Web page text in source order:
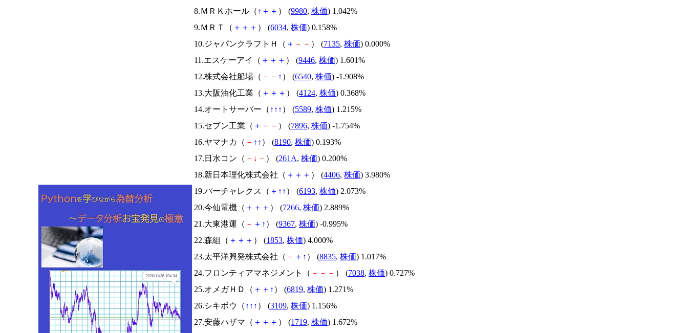
8.ＭＲＫホール（ ↑ ＋ ＋ ） (9980, 株価) 1.042%
9.ＭＲＴ（ ＋ ＋ ＋ ） (6034, 株価) 0.158%
10.ジャパンクラフトＨ（ ＋ － － ） (7135, 株価) 0.000%
11.エスケーアイ（ ＋ ＋ ＋ ） (9446, 株価) 1.601%
12.株式会社船場（ － － ↑ ） (6540, 株価) -1.908%
13.大阪油化工業（ ＋ ＋ ＋ ） (4124, 株価) 0.368%
14.オートサーバー（ ↑ ↑ ↑ ） (5589, 株価) 1.215%
15.セブン工業（ ＋ － － ） (7896, 株価) -1.754%
16.ヤマナカ（ － ↑ ↑ ） (8190, 株価) 0.193%
17.日水コン（ － ↓ － ） (261A, 株価) 0.200%
18.新日本理化株式会社（ ＋ ＋ ＋ ） (4406, 株価) 3.980%
19.パーチャレクス（ ＋ ↑ ↑ ） (6193, 株価) 2.073%
20.今仙電機（ ＋ ＋ ＋ ） (7266, 株価) 2.889%
21.大東港運（ － ＋ ↑ ） (9367, 株価) -0.995%
22.森組（ ＋ ＋ ＋ ） (1853, 株価) 4.000%
23.太平洋興発株式会社（ － ＋ ↑ ） (8835, 株価) 1.017%
24.フロンティアマネジメント（ － － － ） (7038, 株価) 0.727%
25.オメガＨＤ（ ＋ ＋ ↑ ） (6819, 株価) 1.271%
26.シキボウ（ ↑ ↑ ↑ ） (3109, 株価) 1.156%
27.安藤ハザマ（ ＋ ＋ ＋ ） (1719, 株価) 1.672%